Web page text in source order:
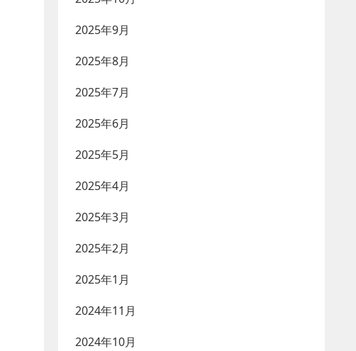
2025年9月
2025年8月
2025年7月
2025年6月
2025年5月
2025年4月
2025年3月
2025年2月
2025年1月
2024年11月
2024年10月